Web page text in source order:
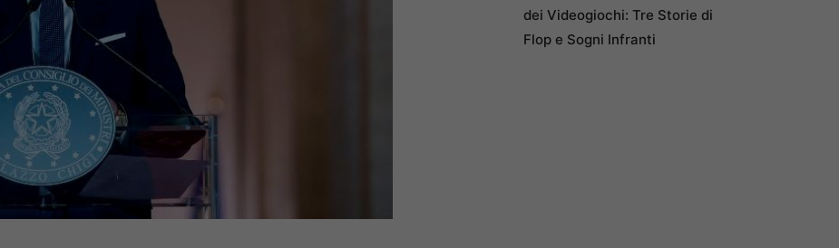
dei Videogiochi: Tre Storie di
Flop e Sogni Infranti